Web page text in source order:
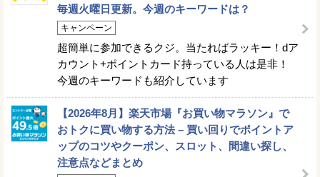
毎週火曜日更新。今週のキーワードは？
キャンペーン
超簡単に参加できるクジ。当たればラッキー！dア
カウント+ポイントカード持っている人は是非！
今週のキーワードも紹介しています
【2026年8月】楽天市場『お買い物マラソン』で
おトクに買い物する方法 – 買い回りでポイントア
ップのコツやクーポン、スロット、間違い探し、
注意点などまとめ